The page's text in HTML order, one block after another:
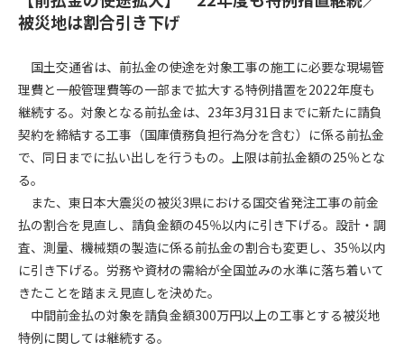
見たもん勝ち
会員登録について
サポーター会員一覧
会社概要 お問い合わせ
個人情報保護方針
会員規約
被災地は割合引き下げ
国土交通省は、前払金の使途を対象工事の施工に必要な現場管
理費と一般管理費等の一部まで拡大する特例措置を2022年度も
継続する。対象となる前払金は、23年3月31日までに新たに請負
契約を締結する工事（国庫債務負担行為分を含む）に係る前払金
で、同日までに払い出しを行うもの。上限は前払金額の25％とな
る。
また、東日本大震災の被災3県における国交省発注工事の前金
払の割合を見直し、請負金額の45％以内に引き下げる。設計・調
査、測量、機械類の製造に係る前払金の割合も変更し、35％以内
に引き下げる。労務や資材の需給が全国並みの水準に落ち着いて
きたことを踏まえ見直しを決めた。
中間前金払の対象を請負金額300万円以上の工事とする被災地
特例に関しては継続する。
第1条（規約の目的）
会員サービスの利用条件等について定めるものです。
2. 管理者が建設資料館WEB上で随時掲載するルールは本規約の
一部を構成するものとします。
第2条（規約の変更）
本規約は、会員の了承を得ることなく、随時変更されることが
ちに全ての会員が了承したものとみなします。
第4条（会員審査および資格の取り消し）
会員とは、本規約を承諾の上、所定の会員申込手続きを完了
後、管理者がこれを承認した者をいいます。
第4条（会員の定義と登録）
1. 管理者は前条により審査の結果、会員申込みをした者が以下